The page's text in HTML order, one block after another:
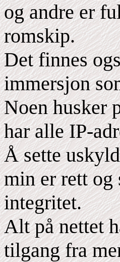
og andre er
romskip.
Det finnes
immersjon
Noen husker
har alle IP-
Å sette
min er rett og
integritet.
Alt på nettet
tilgang fra